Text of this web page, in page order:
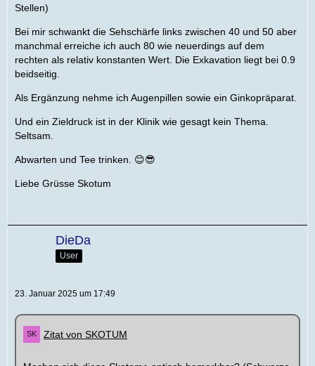
Stellen)
Bei mir schwankt die Sehschärfe links zwischen 40 und 50 aber
manchmal erreiche ich auch 80 wie neuerdings auf dem
rechten als relativ konstanten Wert. Die Exkavation liegt bei 0.9
beidseitig.
Als Ergänzung nehme ich Augenpillen sowie ein Ginkopräparat.
Und ein Zieldruck ist in der Klinik wie gesagt kein Thema.
Seltsam.
Abwarten und Tee trinken. 😊😎
Liebe Grüsse Skotum
DieDa
User
23. Januar 2025 um 17:49
Zitat von SKOTUM